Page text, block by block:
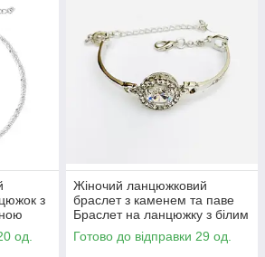
з
од.
Жіночий ланцюжковий
браслет з каменем та паве
Браслет на ланцюжку з білим
кристалом
Готово до відправки 29 од.